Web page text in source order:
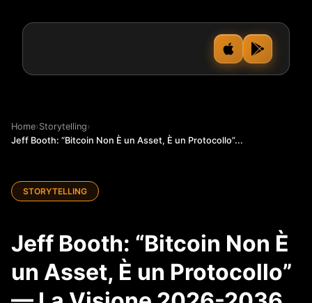
Home›Storytelling›
Jeff Booth: “Bitcoin Non È un Asset, È un Protocollo”...
STORYTELLING
Jeff Booth: “Bitcoin Non È
un Asset, È un Protocollo”